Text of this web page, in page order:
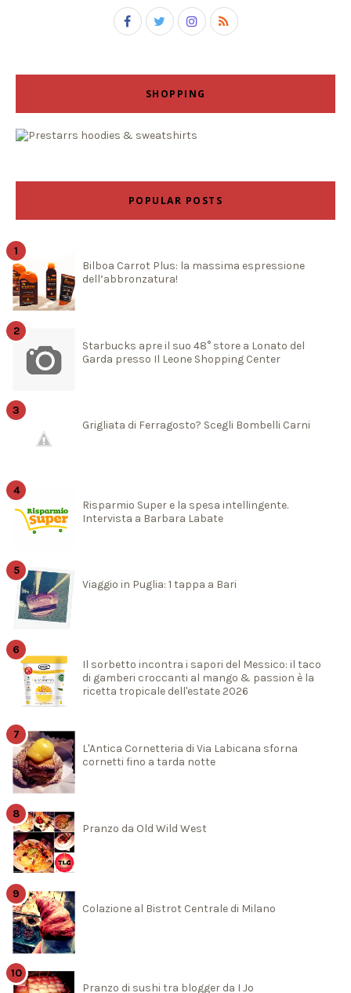
SHOPPING
POPULAR POSTS
Bilboa Carrot Plus: la massima espressione
dell’abbronzatura!
Starbucks apre il suo 48° store a Lonato del
Garda presso Il Leone Shopping Center
Grigliata di Ferragosto? Scegli Bombelli Carni
Risparmio Super e la spesa intellingente.
Intervista a Barbara Labate
Viaggio in Puglia: 1 tappa a Bari
Il sorbetto incontra i sapori del Messico: il taco
di gamberi croccanti al mango & passion è la
ricetta tropicale dell'estate 2026
L'Antica Cornetteria di Via Labicana sforna
cornetti fino a tarda notte
Pranzo da Old Wild West
Colazione al Bistrot Centrale di Milano
Pranzo di sushi tra blogger da I Jo